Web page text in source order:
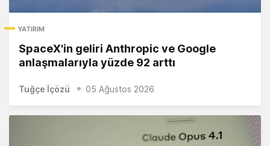
YATIRIM
SpaceX'in geliri Anthropic ve Google
anlaşmalarıyla yüzde 92 arttı
Tuğçe İçözü 05 Ağustos 2026